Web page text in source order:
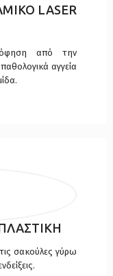
LASER
από την
αγγεία
σακούλες γύρω